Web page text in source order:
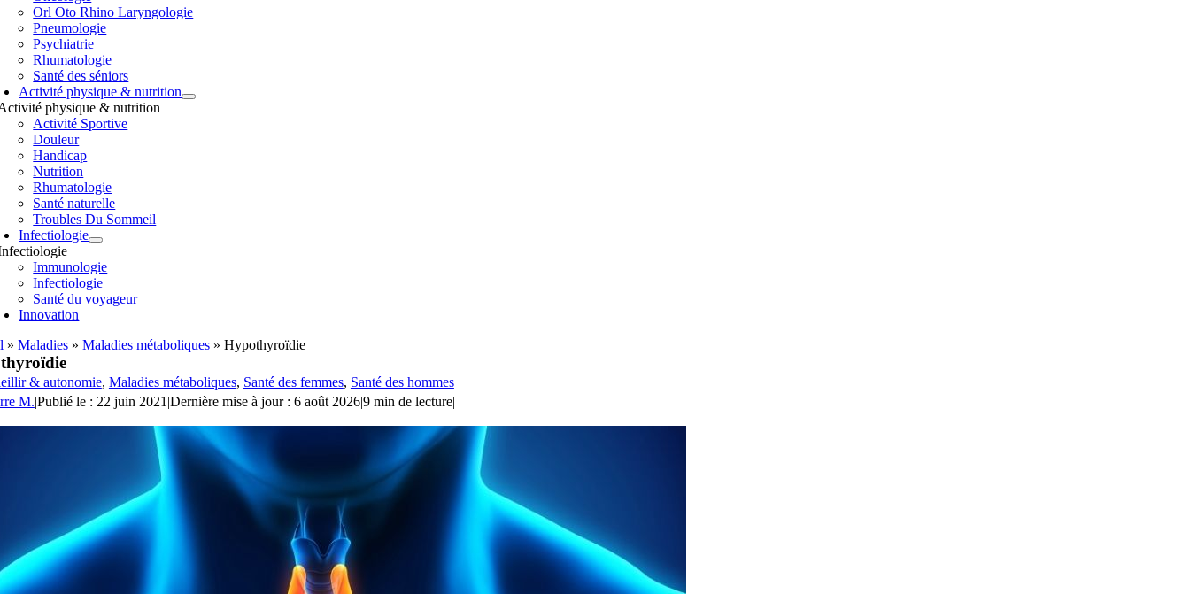
Orl Oto Rhino Laryngologie
Pneumologie
Psychiatrie
Rhumatologie
Santé des séniors
Activité physique & nutrition
physique & nutrition
Activité Sportive
Douleur
Handicap
Nutrition
Rhumatologie
Santé naturelle
Troubles Du Sommeil
Infectiologie
Immunologie
Infectiologie
Santé du voyageur
Innovation
» Maladies» Maladies métaboliques» Hypothyroïdie
& autonomie, Maladies métaboliques, Santé des femmes, Santé des hommes
M.|Publié le : 22 juin 2021 |Dernière mise à jour : 6 août 2026|9 min de lecture|